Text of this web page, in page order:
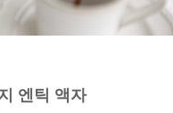
엔틱 액자